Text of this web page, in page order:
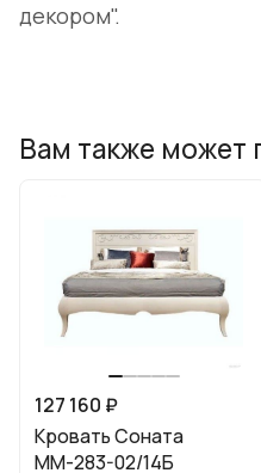
декором".
Вам также может
127 160 ₽
Кровать Соната
ММ-283-02/14Б